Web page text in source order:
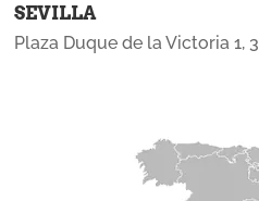
SEVILLA
Plaza Duque de la Victoria 1,